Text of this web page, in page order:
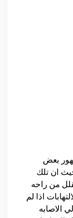
بعض
ان تلك
من راحه
اذا لم
الاصابه